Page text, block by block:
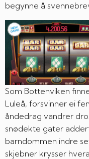
begynne å
Som Bottenviken
Luleå, forsvinner ei
åndedrag vandrer
snødekte gater
barndommen indre
skjebner krysser